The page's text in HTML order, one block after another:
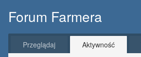
Forum Farmera
Przeglądaj Aktywność